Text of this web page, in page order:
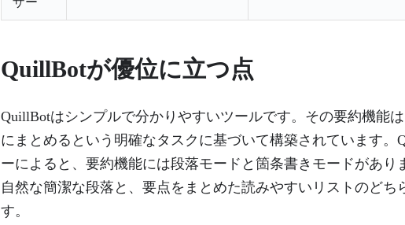
QuillBotが優位に立つ点
QuillBotはシンプルで分かりやすいツールです。その要約機能
にまとめるという明確なタスクに基づいて構築されています。
ーによると、要約機能には段落モードと箇条書きモードがあり
自然な簡潔な段落と、要点をまとめた読みやすいリストのどち
す。